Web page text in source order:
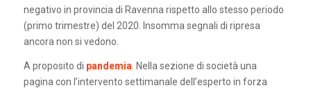
negativo in provincia di Ravenna rispetto allo stesso periodo
(primo trimestre) del 2020. Insomma segnali di ripresa
ancora non si vedono.
A proposito di pandemia . Nella sezione di società una
pagina con l’intervento settimanale dell’esperto in forza